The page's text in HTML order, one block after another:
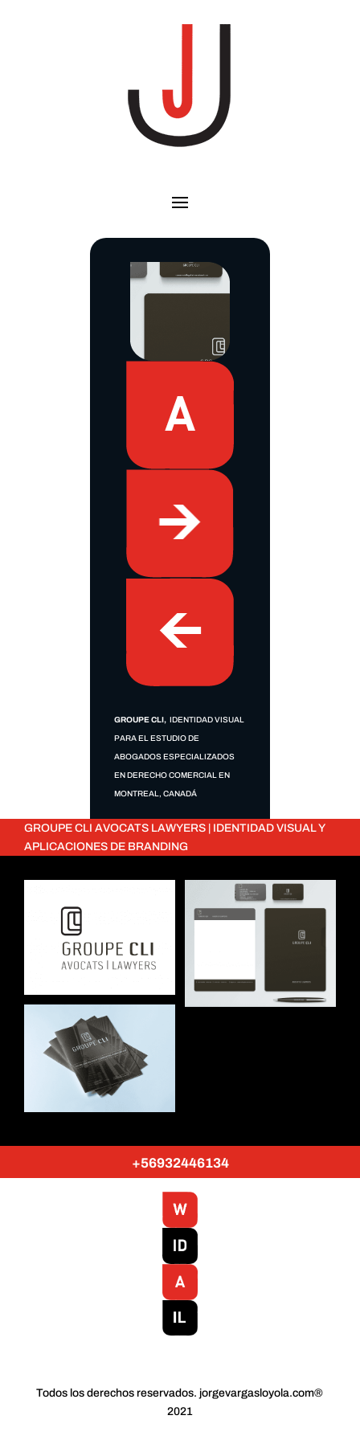
GROUPE CLI, IDENTIDAD VISUAL
PARA EL ESTUDIO DE
ABOGADOS ESPECIALIZADOS
EN DERECHO COMERCIAL EN
MONTREAL, CANADÁ
GROUPE CLI AVOCATS LAWYERS | IDENTIDAD VISUAL Y
APLICACIONES DE BRANDING
+56932446134
Todos los derechos reservados. jorgevargasloyola.com®
2021